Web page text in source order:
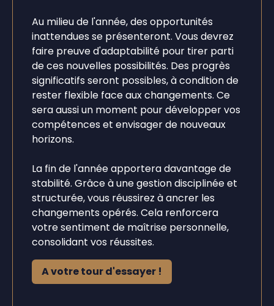
Au milieu de l'année, des opportunités
inattendues se présenteront. Vous devrez
faire preuve d'adaptabilité pour tirer parti
de ces nouvelles possibilités. Des progrès
significatifs seront possibles, à condition de
rester flexible face aux changements. Ce
sera aussi un moment pour développer vos
compétences et envisager de nouveaux
horizons.
La fin de l'année apportera davantage de
stabilité. Grâce à une gestion disciplinée et
structurée, vous réussirez à ancrer les
changements opérés. Cela renforcera
votre sentiment de maîtrise personnelle,
consolidant vos réussites.
A votre tour d'essayer !